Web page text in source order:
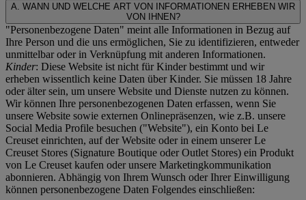
A. WANN UND WELCHE ART VON INFORMATIONEN ERHEBEN WIR
VON IHNEN?
"Personenbezogene Daten" meint alle Informationen in Bezug auf
Ihre Person und die uns ermöglichen, Sie zu identifizieren, entweder
unmittelbar oder in Verknüpfung mit anderen Informationen.
Kinder: Diese Website ist nicht für Kinder bestimmt und wir
erheben wissentlich keine Daten über Kinder. Sie müssen 18 Jahre
oder älter sein, um unsere Website und Dienste nutzen zu können.
Wir können Ihre personenbezogenen Daten erfassen, wenn Sie
unsere Website sowie externen Onlinepräsenzen, wie z.B. unsere
Social Media Profile besuchen ("Website"), ein Konto bei Le
Creuset einrichten, auf der Website oder in einem unserer Le
Creuset Stores (Signature Boutique oder Outlet Stores) ein Produkt
von Le Creuset kaufen oder unsere Marketingkommunikation
abonnieren. Abhängig von Ihrem Wunsch oder Ihrer Einwilligung
können personenbezogene Daten Folgendes einschließen: